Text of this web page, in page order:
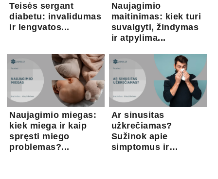
Teisės sergant
diabetu: invalidumas
ir lengvatos...
Naujagimio
maitinimas: kiek turi
suvalgyti, žindymas
ir atpylima...
Naujagimio miegas:
kiek miega ir kaip
spręsti miego
problemas?...
Ar sinusitas
užkrečiamas?
Sužinok apie
simptomus ir